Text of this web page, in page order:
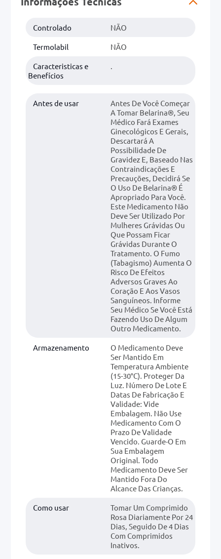
Controlado NÃO
Termolabil NÃO
Caracteristicas e
Benefícios
.
Antes de usar
Antes De Você Começar
A Tomar Belarina®, Seu
Médico Fará Exames
Ginecológicos E Gerais,
Descartará A
Possibilidade De
Gravidez E, Baseado Nas
Contraindicações E
Precauções, Decidirá Se
O Uso De Belarina® É
Apropriado Para Você.
Este Medicamento Não
Deve Ser Utilizado Por
Mulheres Grávidas Ou
Que Possam Ficar
Grávidas Durante O
Tratamento. O Fumo
(tabagismo) Aumenta O
Risco De Efeitos
Adversos Graves Ao
Coração E Aos Vasos
Sanguíneos. Informe
Seu Médico Se Você Está
Fazendo Uso De Algum
Outro Medicamento.
Armazenamento
O Medicamento Deve
Ser Mantido Em
Temperatura Ambiente
(15-30°C). Proteger Da
Luz. Número De Lote E
Datas De Fabricação E
Validade: Vide
Embalagem. Não Use
Medicamento Com O
Prazo De Validade
Vencido. Guarde-O Em
Sua Embalagem
Original. Todo
Medicamento Deve Ser
Mantido Fora Do
Alcance Das Crianças.
Como usar
Tomar Um Comprimido
Rosa Diariamente Por 24
Dias, Seguido De 4 Dias
Com Comprimidos
Inativos.